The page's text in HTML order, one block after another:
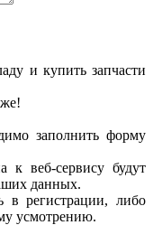
и купить запчасти
заполнить форму
к веб-сервису будут
данных.
в регистрации, либо
усмотрению.